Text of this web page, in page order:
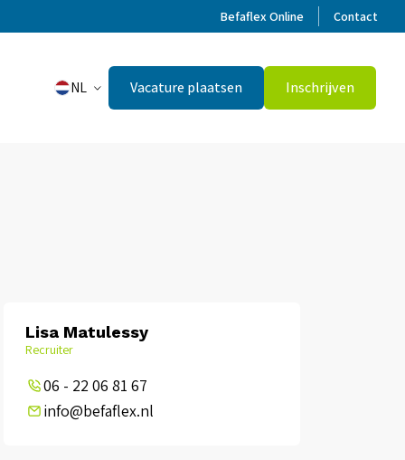
Befaflex Online Contact
NL Vacature plaatsen Inschrijven
Lisa Matulessy
Recruiter
06 - 22 06 81 67
info@befaflex.nl